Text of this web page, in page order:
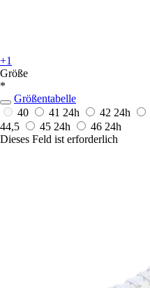
+1
Größe
*
Größentabelle
40
41 24h 42 24h
44,5
45 24h 46 24h
Dieses Feld ist erforderlich